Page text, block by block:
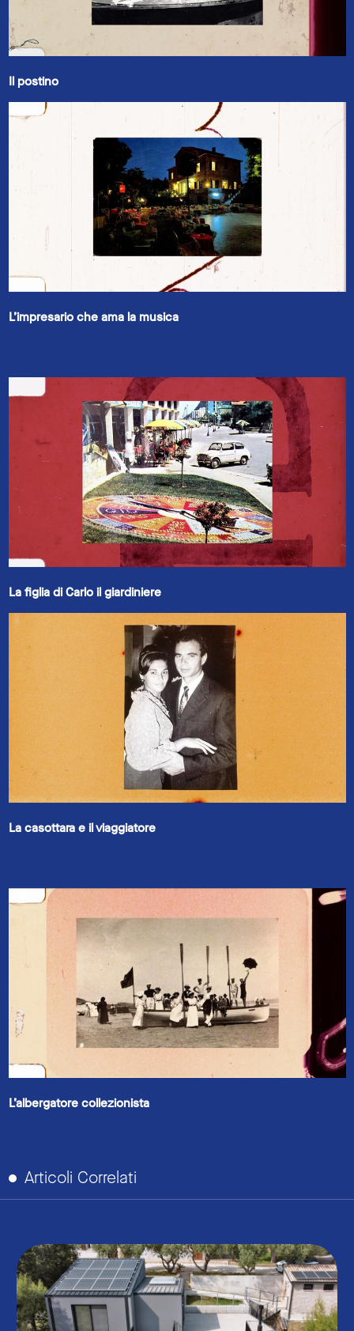
Il postino
L’impresario che ama la musica
La figlia di Carlo il giardiniere
La casottara e il viaggiatore
L’albergatore collezionista
Articoli Correlati
link to page